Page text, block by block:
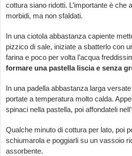
cottura siano ridotti. L’importante è che
morbidi, ma non sfaldati.
In una ciotola abbastanza capiente
pizzico di sale, iniziate a sbatterlo con
farina e poco per volta l’acqua
formare una pastella liscia e senza
In una padella abbastanza larga
portate a temperatura molto calda.
spinaci nella pastella, poi affondateli
Qualche minuto di cottura per lato, poi
schiumarola e poggiarli su un vassoio
assorbente.